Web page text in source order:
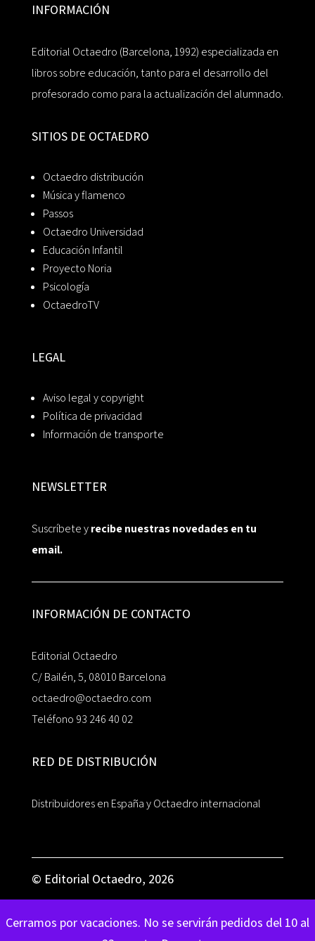
Cerramos por vacaciones. No se servirán pedidos del 10 al
INFORMACIÓN
Editorial Octaedro (Barcelona, 1992) especializada en
libros sobre educación, tanto para el desarrollo del
profesorado como para la actualización del alumnado.
SITIOS DE OCTAEDRO
Octaedro distribución
Música y flamenco
Passos
Octaedro Universidad
Educación Infantil
Proyecto Noria
Psicología
OctaedroTV
LEGAL
Aviso legal y copyright
Política de privacidad
Información de transporte
NEWSLETTER
Suscríbete yrecibe nuestras novedades en tu
email.
INFORMACIÓN DE CONTACTO
Editorial Octaedro
C/ Bailén, 5, 08010 Barcelona
octaedro@octaedro.com
Teléfono 93 246 40 02
RED DE DISTRIBUCIÓN
Distribuidores en España y Octaedro internacional
© Editorial Octaedro, 2026